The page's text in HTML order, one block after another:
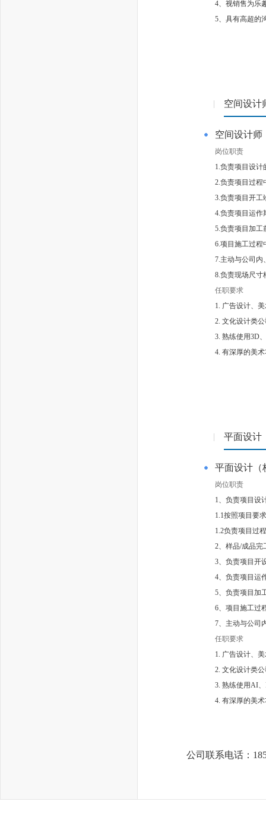
4、视销售为乐
5、具有高超的
空间设计
空间设计师
岗位职责
1.负责项目设
2.负责项目过程
3.负责项目开工
4.负责项目运作
5.负责项目加工
6.项目施工过程
7.主动与公司内
8.负责现场尺寸
任职要求
1. 广告设计、
2. 文化设计类
3. 熟练使用3D
4. 有深厚的美
平面设计
平面设计（
岗位职责
1、负责项目设
1.1按照项目要
1.2负责项目过
2、样品/成品完
3、负责项目开
4、负责项目运
5、负责项目加
6、项目施工过
7、主动与公司
任职要求
1. 广告设计、
2. 文化设计类
3. 熟练使用AI
4. 有深厚的美
公司联系电话：